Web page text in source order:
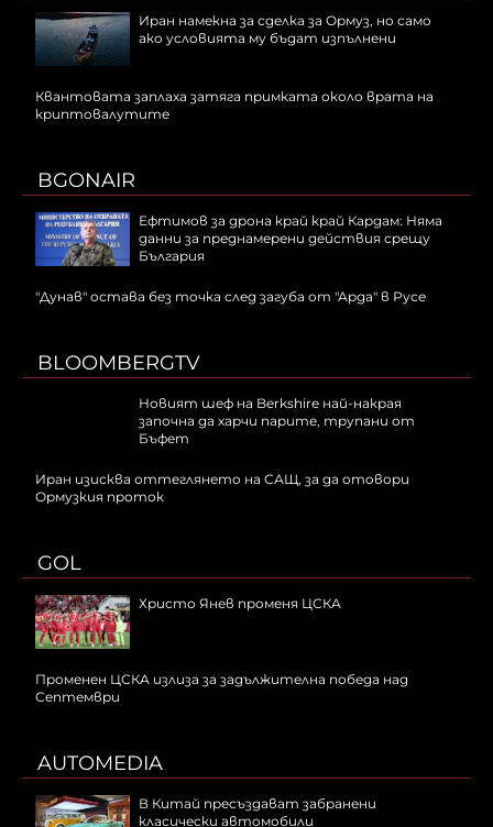
Иран намекна за сделка за Ормуз, но само
ако условията му бъдат изпълнени
Квантовата заплаха затяга примката около врата на
криптовалутите
BGONAIR
Ефтимов за дрона край край Кардам: Няма
данни за преднамерени действия срещу
България
"Дунав" остава без точка след загуба от "Арда" в Русе
BLOOMBERGTV
Новият шеф на Berkshire най-накрая
започна да харчи парите, трупани от
Бъфет
Иран изисква оттеглянето на САЩ, за да отовори
Ормузкия проток
GOL
Христо Янев променя ЦСКА
Променен ЦСКА излиза за задължителна победа над
Септември
AUTOMEDIA
В Китай пресъздават забранени
класически автомобили